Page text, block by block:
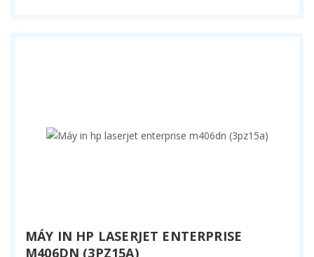
MÁY IN HP LASERJET ENTERPRISE
M406DN (3PZ15A)